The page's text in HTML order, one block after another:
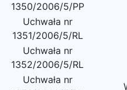
1350/2006/5/PP
Uchwała nr
1351/2006/5/RL
Uchwała nr
1352/2006/5/RL
Uchwała nr